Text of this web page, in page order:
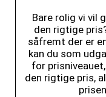
Bare rolig vi vil
den rigtige
såfremt der er
kan du som
for
den rigtige pris,